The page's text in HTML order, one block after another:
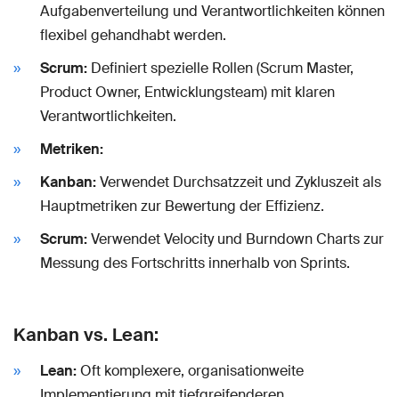
Aufgabenverteilung und Verantwortlichkeiten können
flexibel gehandhabt werden.
Scrum: Definiert spezielle Rollen (Scrum Master,
Product Owner, Entwicklungsteam) mit klaren
Verantwortlichkeiten.
Metriken:
Kanban:Verwendet Durchsatzzeit und Zykluszeit als
Hauptmetriken zur Bewertung der Effizienz.
Scrum:Verwendet Velocity und Burndown Charts zur
Messung des Fortschritts innerhalb von Sprints.
Kanban vs. Lean:
Lean:Oft komplexere, organisationweite